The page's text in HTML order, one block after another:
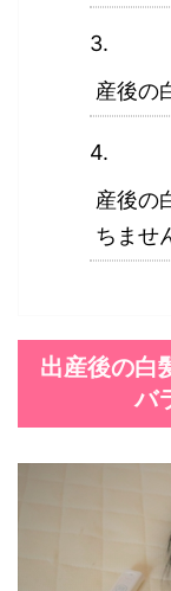
産後の
産後の
ちませ
出産後の白
バ